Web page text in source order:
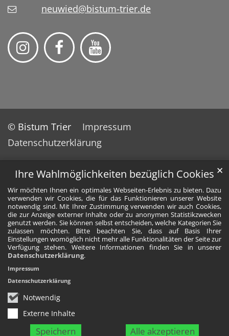
Ihre Wahlmöglichkeiten bezüglich Cookies
Wir möchten Ihnen ein optimales Webseiten-Erlebnis zu bieten. Dazu
verwenden wir Cookies, die für das Funktionieren unserer Website
notwendig sind. Mit Ihrer Zustimmung verwenden wir auch Cookies,
die zur Anzeige externer Inhalte oder zu anonymen Statistikzwecken
genutzt werden. Sie können selbst entscheiden, welche Kategorien Sie
zulassen möchten. Bitte beachten Sie, dass auf Basis Ihrer
Einstellungen womöglich nicht mehr alle Funktionalitäten der Seite zur
Verfügung stehen. Weitere Informationen finden Sie in unserer
Datenschutzerklärung.
Notwendig
Externe Inhalte
Speichern Alle akzeptieren
✕
Impressum
Datenschutzerklärung
neuwied@bistum-trier.de
© Bistum Trier
Impressum
Datenschutzerklärung